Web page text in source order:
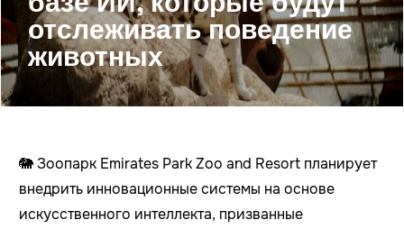
отслеживать поведение
животных
🐘 Зоопарк Emirates Park Zoo and Resort планирует
внедрить инновационные системы на основе
искусственного интеллекта, призванные